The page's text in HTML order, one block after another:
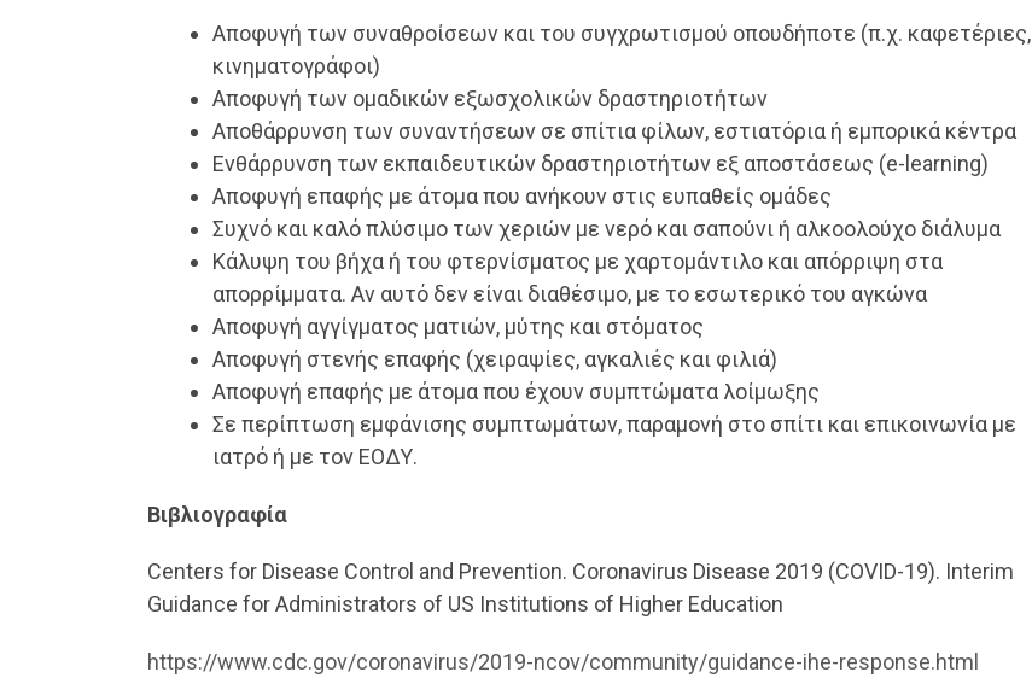
Αποφυγή των συναθροίσεων και του συγχρωτισμού οπουδήποτε (π.χ. καφετέριες,
κινηματογράφοι)
Αποφυγή των ομαδικών εξωσχολικών δραστηριοτήτων
Αποθάρρυνση των συναντήσεων σε σπίτια φίλων, εστιατόρια ή εμπορικά κέντρα
Ενθάρρυνση των εκπαιδευτικών δραστηριοτήτων εξ αποστάσεως (e-learning)
Αποφυγή επαφής με άτομα που ανήκουν στις ευπαθείς ομάδες
Συχνό και καλό πλύσιμο των χεριών με νερό και σαπούνι ή αλκοολούχο διάλυμα
Κάλυψη του βήχα ή του φτερνίσματος με χαρτομάντιλο και απόρριψη στα
απορρίμματα. Αν αυτό δεν είναι διαθέσιμο, με το εσωτερικό του αγκώνα
Αποφυγή αγγίγματος ματιών, μύτης και στόματος
Αποφυγή στενής επαφής (χειραψίες, αγκαλιές και φιλιά)
Αποφυγή επαφής με άτομα που έχουν συμπτώματα λοίμωξης
Σε περίπτωση εμφάνισης συμπτωμάτων, παραμονή στο σπίτι και επικοινωνία με
ιατρό ή με τον ΕΟΔΥ.
Βιβλιογραφία
Centers for Disease Control and Prevention. Coronavirus Disease 2019 (COVID-19). Interim
Guidance for Administrators of US Institutions of Higher Education
https://www.cdc.gov/coronavirus/2019-ncov/community/guidance-ihe-response.html